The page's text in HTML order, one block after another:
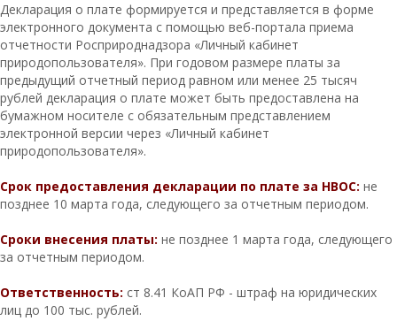
Декларация о плате формируется и представляется в форме
электронного документа с помощью веб-портала приема
отчетности Росприроднадзора «Личный кабинет
природопользователя». При годовом размере платы за
предыдущий отчетный период равном или менее 25 тысяч
рублей декларация о плате может быть предоставлена на
бумажном носителе с обязательным представлением
электронной версии через «Личный кабинет
природопользователя».
Срок предоставления декларации по плате за НВОС: не
позднее 10 марта года, следующего за отчетным периодом.
Сроки внесения платы: не позднее 1 марта года, следующего
за отчетным периодом.
Ответственность: ст 8.41 КоАП РФ - штраф на юридических
лиц до 100 тыс. рублей.